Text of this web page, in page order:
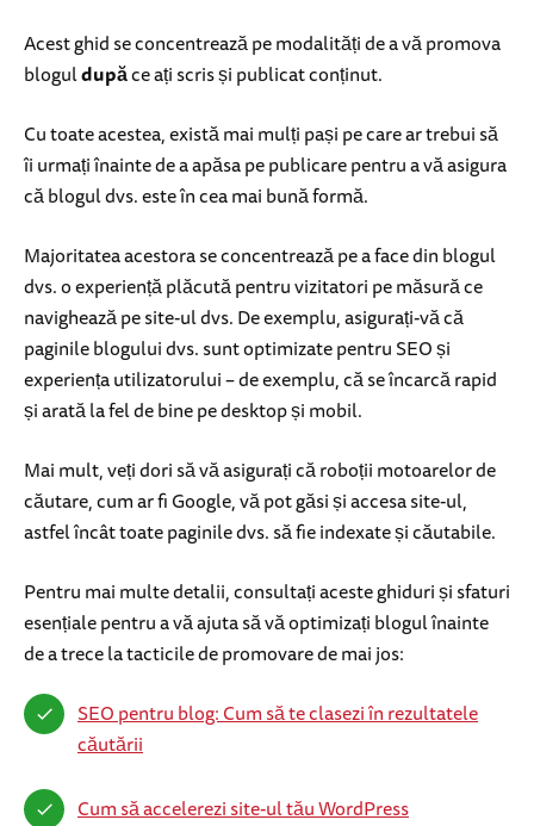
Acest ghid se concentrează pe modalități de a vă promova
bloguldupăce ați scris și publicat conținut.
Cu toate acestea, există mai mulți pași pe care ar trebui să
îi urmați înainte de a apăsa pe publicare pentru a vă asigura
că blogul dvs. este în cea mai bună formă.
Majoritatea acestora se concentrează pe a face din blogul
dvs. o experiență plăcută pentru vizitatori pe măsură ce
navighează pe site-ul dvs. De exemplu, asigurați-vă că
paginile blogului dvs. sunt optimizate pentru SEO și
experiența utilizatorului – de exemplu, că se încarcă rapid
și arată la fel de bine pe desktop și mobil.
Mai mult, veți dori să vă asigurați că roboții motoarelor de
căutare, cum ar fi Google, vă pot găsi și accesa site-ul,
astfel încât toate paginile dvs. să fie indexate și căutabile.
Pentru mai multe detalii, consultați aceste ghiduri și sfaturi
esențiale pentru a vă ajuta să vă optimizați blogul înainte
de a trece la tacticile de promovare de mai jos:
SEO pentru blog: Cum să te clasezi în rezultatele
căutării
Cum să accelerezi site-ul tău WordPress